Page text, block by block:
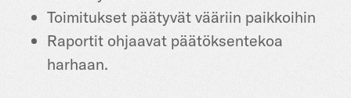
Toimitukset päätyvät vääriin paikkoihin
Raportit ohjaavat päätöksentekoa
harhaan.